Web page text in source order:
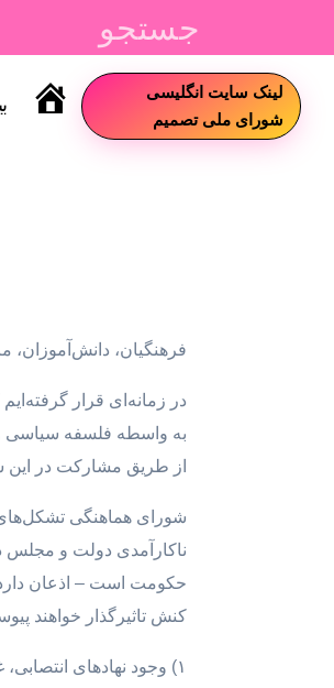
سایت
لینک سایت انگلیسی
شورای ملی تصمیم
فرهنگیان، دانش‌آموزان،
در زمانه‌ای قرار
به واسطه فلسفه سیاسی و
از طریق مشارکت در این
شورای هماهنگی
ناکارآمدی دولت و
حکومت است – اذعان دارد
کنش تاثیرگذار خواهند
۱) وجود نهادهای انتصابی، غیرانتخابی و غیرپاسخگو با داشتن قدرت مطلق از صدر تا ذیل حکومت.